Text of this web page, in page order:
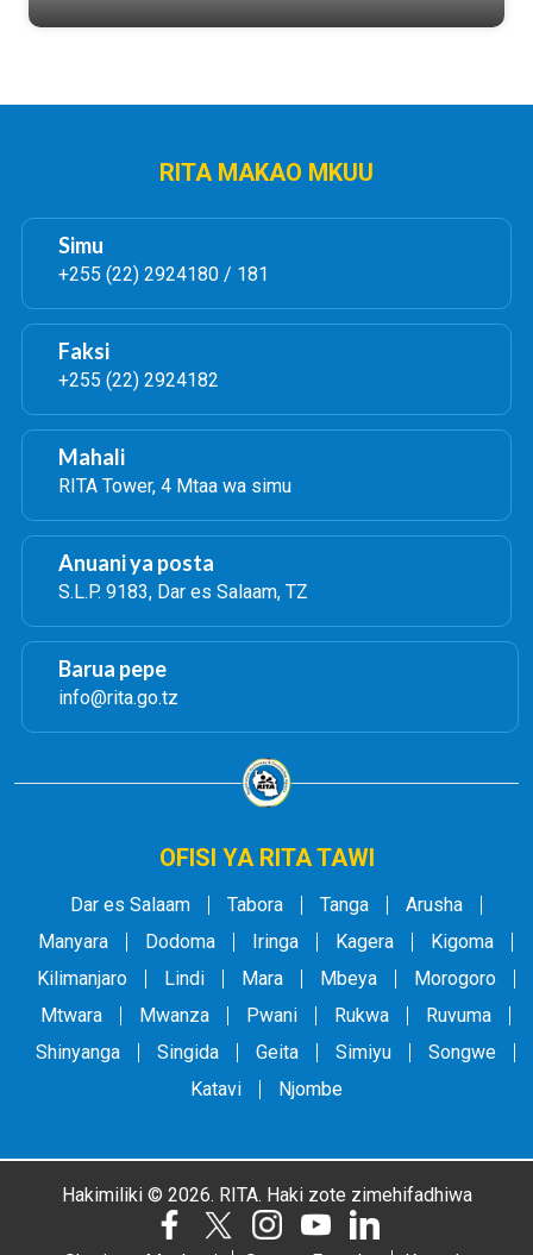
RITA MAKAO MKUU
Simu
+255 (22) 2924180 / 181
Faksi
+255 (22) 2924182
Mahali
RITA Tower, 4 Mtaa wa simu
Anuani ya posta
S.L.P. 9183, Dar es Salaam, TZ
Barua pepe
info@rita.go.tz
OFISI YA RITA TAWI
Dar es Salaam Tabora Tanga
Arusha
Manyara
Dodoma Iringa Kagera
Kigoma
Kilimanjaro
Lindi Mara Mbeya
Morogoro
Mtwara
Mwanza Pwani Rukwa
Ruvuma
Shinyanga
Singida Geita Simiyu
Songwe
Katavi
Njombe
Hakimiliki © 2026. RITA. Haki zote zimehifadhiwa